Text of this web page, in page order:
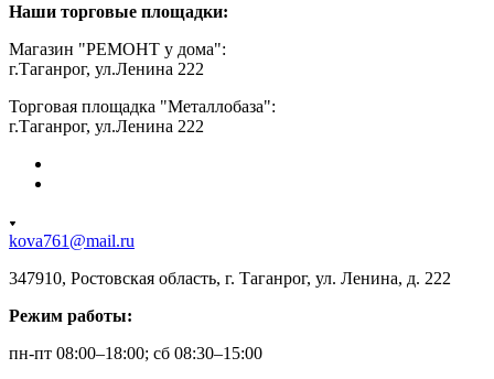
Наши торговые площадки:
Магазин "РЕМОНТ у дома":
г.Таганрог, ул.Ленина 222
Торговая площадка "Металлобаза":
г.Таганрог, ул.Ленина 222
kova761@mail.ru
347910, Ростовская область, г. Таганрог, ул. Ленина, д. 222
Режим работы:
пн-пт 08:00–18:00; сб 08:30–15:00